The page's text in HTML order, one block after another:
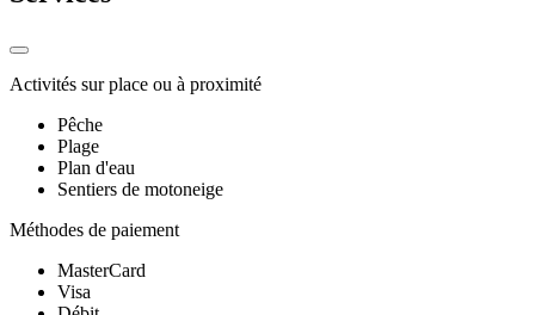
Activités sur place ou à proximité
Pêche
Plage
Plan d'eau
Sentiers de motoneige
Méthodes de paiement
MasterCard
Visa